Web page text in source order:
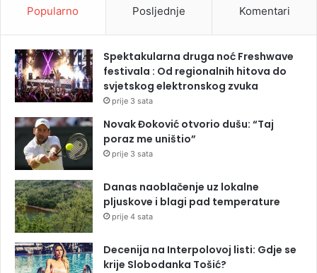
Popularno Posljednje Komentari
Spektakularna druga noć Freshwave
festivala : Od regionalnih hitova do
svjetskog elektronskog zvuka
prije 3 sata
Novak Đoković otvorio dušu: “Taj
poraz me uništio”
prije 3 sata
Danas naoblačenje uz lokalne
pljuskove i blagi pad temperature
prije 4 sata
Decenija na Interpolovoj listi: Gdje se
krije Slobodanka Tošić?